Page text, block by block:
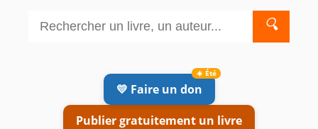
🔍
💛 Faire un don
Publier gratuitement un livre